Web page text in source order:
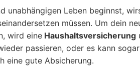
unabhängigen Leben beginnst,
müssen. Um dein
wird eine Haushaltsversicherung
passieren, oder es kann
eine gute Absicherung.